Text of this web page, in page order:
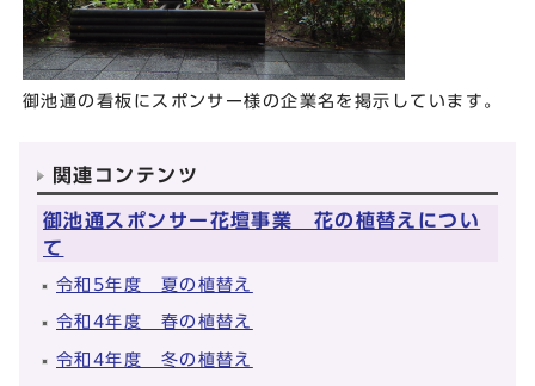
御池通の看板にスポンサー様の企業名を掲示しています。
関連コンテンツ
御池通スポンサー花壇事業 花の植替えについ
て
令和5年度 夏の植替え
令和4年度 春の植替え
令和4年度 冬の植替え